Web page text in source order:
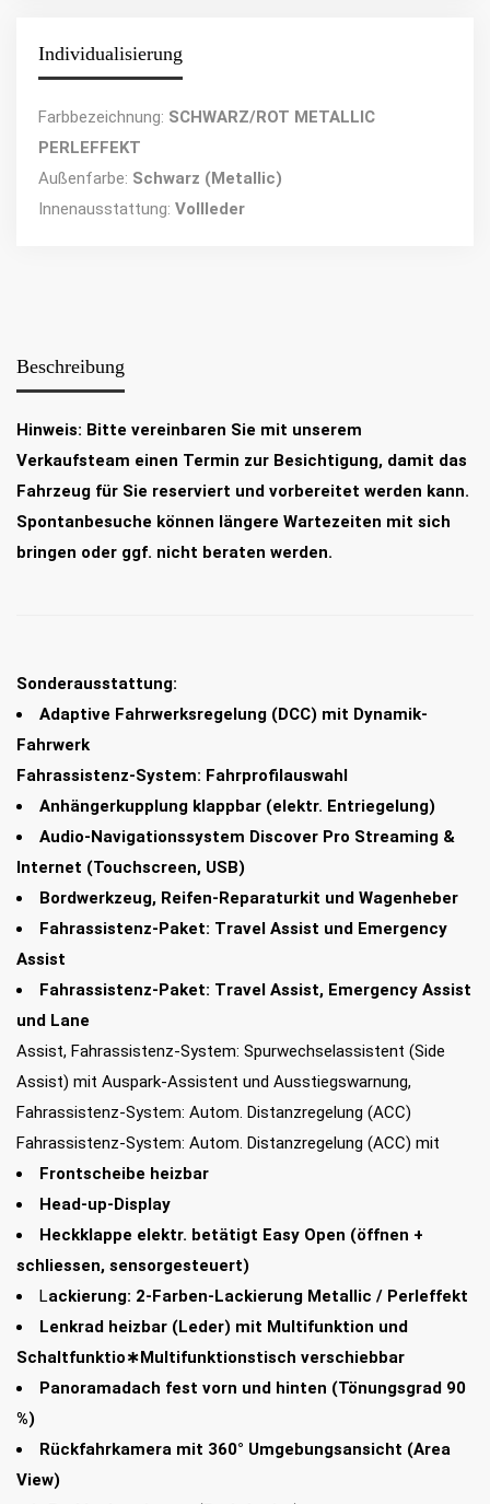
Individualisierung
Farbbezeichnung: SCHWARZ/ROT METALLIC
PERLEFFEKT
Außenfarbe: Schwarz (Metallic)
Innenausstattung: Vollleder
Beschreibung
Hinweis: Bitte vereinbaren Sie mit unserem
Verkaufsteam einen Termin zur Besichtigung, damit das
Fahrzeug für Sie reserviert und vorbereitet werden kann.
Spontanbesuche können längere Wartezeiten mit sich
bringen oder ggf. nicht beraten werden.
Sonderausstattung:
Adaptive Fahrwerksregelung (DCC) mit Dynamik-
Fahrwerk
Fahrassistenz-System: Fahrprofilauswahl
Anhängerkupplung klappbar (elektr. Entriegelung)
Audio-Navigationssystem Discover Pro Streaming &
Internet (Touchscreen, USB)
Bordwerkzeug, Reifen-Reparaturkit und Wagenheber
Fahrassistenz-Paket: Travel Assist und Emergency
Assist
Fahrassistenz-Paket: Travel Assist, Emergency Assist
und Lane
Assist, Fahrassistenz-System: Spurwechselassistent (Side
Assist) mit Auspark-Assistent und Ausstiegswarnung,
Fahrassistenz-System: Autom. Distanzregelung (ACC)
Fahrassistenz-System: Autom. Distanzregelung (ACC) mit
Frontscheibe heizbar
Head-up-Display
Heckklappe elektr. betätigt Easy Open (öffnen +
schliessen, sensorgesteuert)
Lackierung: 2-Farben-Lackierung Metallic / Perleffekt
Lenkrad heizbar (Leder) mit Multifunktion und
Schaltfunktio∗Multifunktionstisch verschiebbar
Panoramadach fest vorn und hinten (Tönungsgrad 90
%)
Rückfahrkamera mit 360° Umgebungsansicht (Area
View)